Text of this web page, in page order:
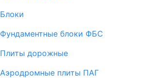
Блоки
Фундаментные блоки ФБС
Плиты дорожные
Аэродромные плиты ПАГ